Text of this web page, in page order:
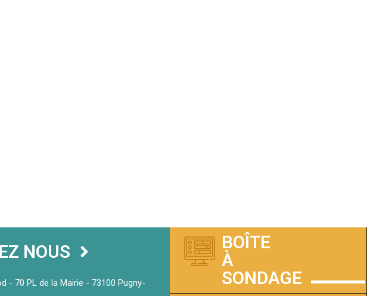
NOUS
- 70 PL de la Mairie - 73100 Pugny-
BOÎTE
À
SONDAGE